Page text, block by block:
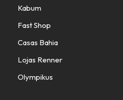
Kabum
Fast Shop
Casas Bahia
Lojas Renner
Olympikus